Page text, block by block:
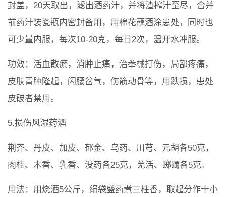
封盖，20天取出，滤出酒药汁，并将渣榨汁至尽，合并
前药汁装瓷瓶内密封备用，用棉花蘸酒涂患处，同时也
可少量内服，每次10-20克，每日2次，温开水冲服。
功效：活血散瘀，消肿止痛，治拳械打伤，局部疼痛，
皮肤青肿隆起，闪腰岔气，伤筋动骨等，用跌损，患处
皮破者禁用。
5.损伤风湿药酒
荆芥、丹皮、加皮、郁金、乌药、川芎、元胡各50克，
肉桂、木香、乳香、没药各25克，羌活、踯躅各5克。
用法：用烧酒5公斤，绢袋盛药煮三柱香，取起分作十小